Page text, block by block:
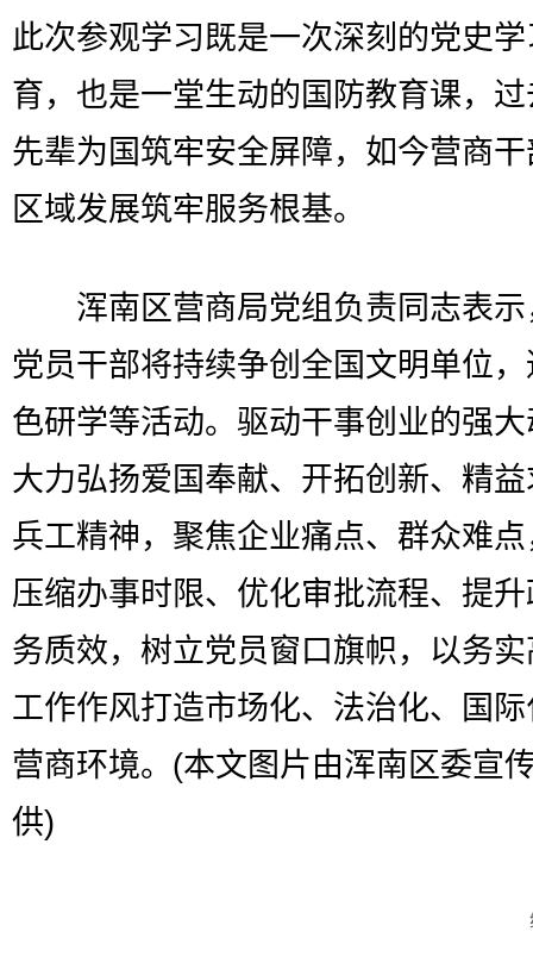
此次参观学习既是一次深刻的党史
育，也是一堂生动的国防教育课，
先辈为国筑牢安全屏障，如今营商
区域发展筑牢服务根基。
浑南区营商局党组负责同志表示
党员干部将持续争创全国文明单位
色研学等活动。驱动干事创业的强
大力弘扬爱国奉献、开拓创新、精
兵工精神，聚焦企业痛点、群众难
压缩办事时限、优化审批流程、提
务质效，树立党员窗口旗帜，以务
工作作风打造市场化、法治化、国
营商环境。(本文图片由浑南区委宣
供)